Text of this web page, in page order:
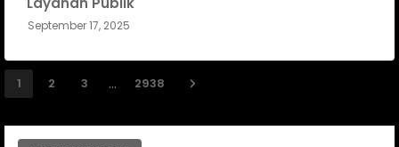
September 17, 2025
1 2 3 ... 2938